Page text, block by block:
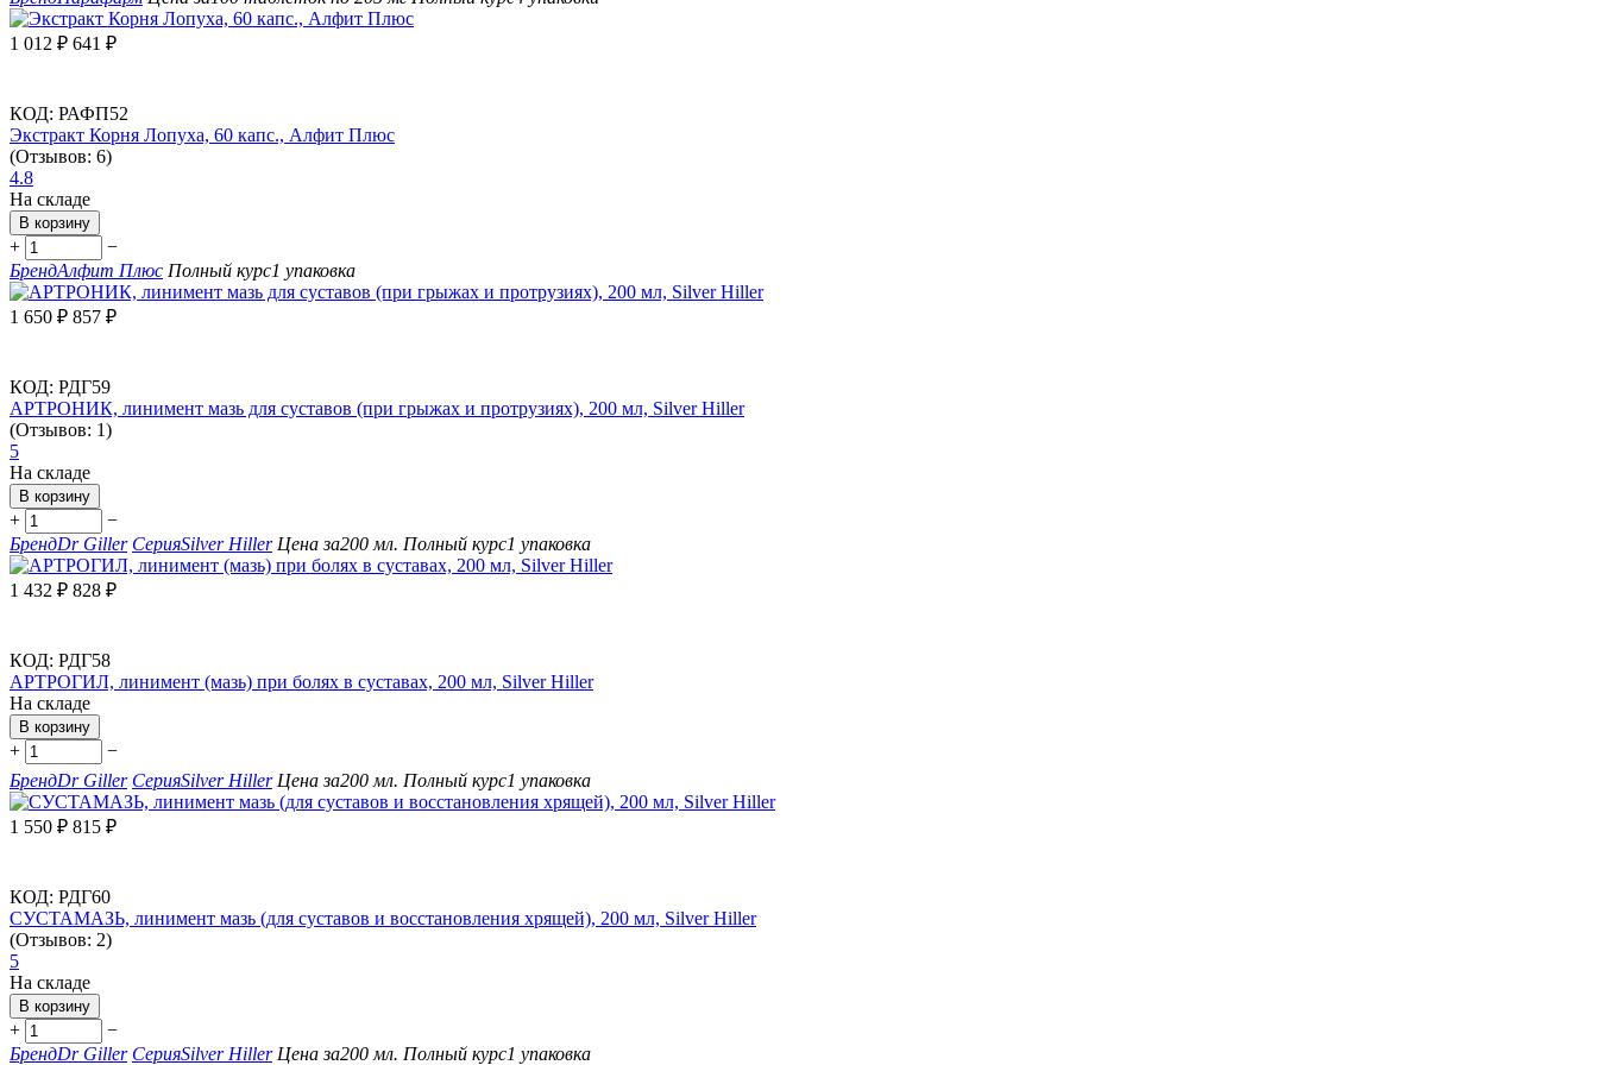
1 012 ₽ 641 ₽
КОД: РАФП52
Экстракт Корня Лопуха, 60 капс., Алфит Плюс
(Отзывов: 6)
4.8
На складе
В корзину
+
−
БрендАлфит Плюс Полный курс1 упаковка
1 650 ₽ 857 ₽
КОД: РДГ59
АРТРОНИК, линимент мазь для суставов (при грыжах и протрузиях), 200 мл, Silver Hiller
(Отзывов: 1)
5
На складе
В корзину
+
−
БрендDr Giller СерияSilver Hiller Цена за200 мл. Полный курс1 упаковка
1 432 ₽ 828 ₽
КОД: РДГ58
АРТРОГИЛ, линимент (мазь) при болях в суставах, 200 мл, Silver Hiller
На складе
В корзину
+
−
БрендDr Giller СерияSilver Hiller Цена за200 мл. Полный курс1 упаковка
1 550 ₽ 815 ₽
КОД: РДГ60
СУСТАМАЗЬ, линимент мазь (для суставов и восстановления хрящей), 200 мл, Silver Hiller
(Отзывов: 2)
5
На складе
В корзину
+
−
БрендDr Giller СерияSilver Hiller Цена за200 мл. Полный курс1 упаковка